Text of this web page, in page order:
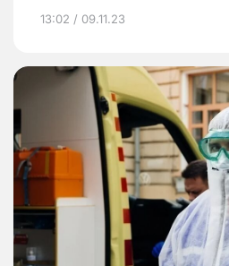
13:02 / 09.11.23